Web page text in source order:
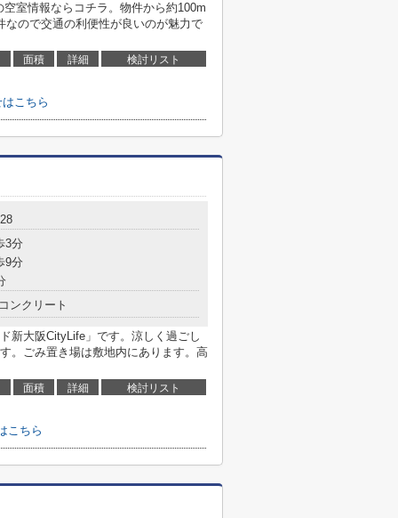
室情報ならコチラ。物件から約100m
ので交通の利便性が良いのが魅力で
面積 詳細 検討リスト
こちら
3分
9分
ンクリート
新大阪CityLife」です。涼しく過ごし
。ごみ置き場は敷地内にあります。高
面積 詳細 検討リスト
こちら